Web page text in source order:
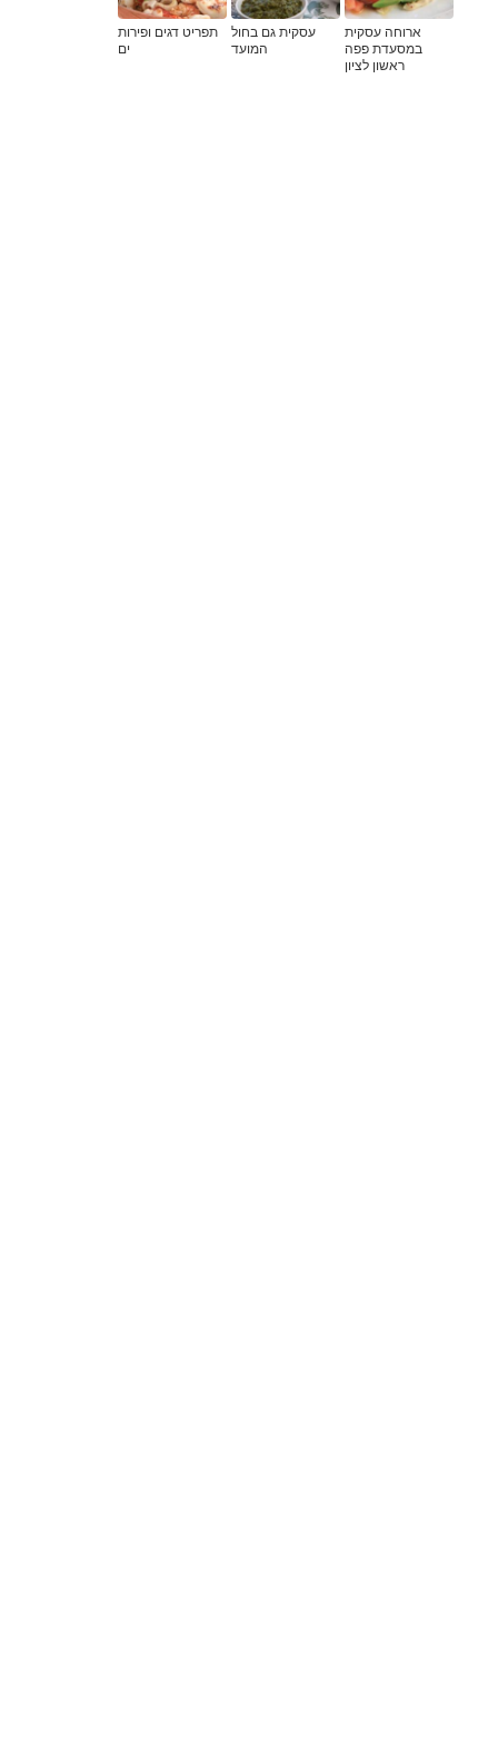
ארוחה עסקית
במסעדת פפה
ראשון לציון
עסקית גם בחול
המועד
תפריט דגים ופירות
ים